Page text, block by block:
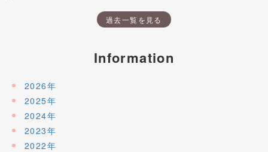
過去一覧を見る
Information
2026年
2025年
2024年
2023年
2022年